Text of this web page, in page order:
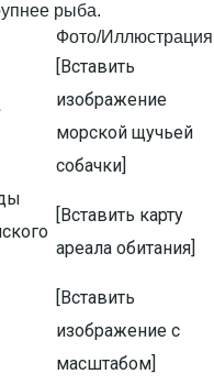
рыба.
Фото/Иллюстрация
[Вставить
изображение
морской щучьей
собачки]
[Вставить карту
ареала обитания]
[Вставить
изображение с
масштабом]